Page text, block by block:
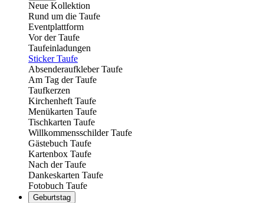
Neue Kollektion
Rund um die Taufe
Eventplattform
Vor der Taufe
Taufeinladungen
Sticker Taufe
Absenderaufkleber Taufe
Am Tag der Taufe
Taufkerzen
Kirchenheft Taufe
Menükarten Taufe
Tischkarten Taufe
Willkommensschilder Taufe
Gästebuch Taufe
Kartenbox Taufe
Nach der Taufe
Dankeskarten Taufe
Fotobuch Taufe
Geburtstag